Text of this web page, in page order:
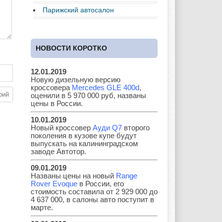
Ferrari Fiat Ford
Great Wall GAC
Geely Holden Honda
Hyundai Infiniti JAC
Jaguar Jeep
Парижский автосалон
НОВОСТИ КОРОТКО
12.01.2019
Новую дизельную версию
кроссовера Mercedes GLE 400d,
оценили в 5 970 000 руб, названы
цены в России.
10.01.2019
Новый кроссовер Ауди Q7 второго
поколения в кузове купе будут
выпускать на калининградском
заводе Автотор.
09.01.2019
Названы цены на новый Range
Rover Evoque в России, его
стоимость составила от 2 929 000 до
4 637 000, в салоны авто поступит в
марте.